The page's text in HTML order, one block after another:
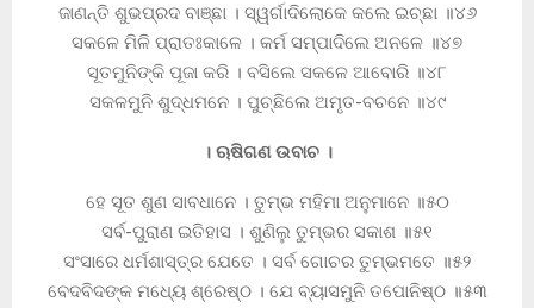
ଜାଣନ୍ତି ଶୁଭପ୍ରଦ ବାଞ୍ଛା । ସ୍ୱର୍ଗାଦିଲୋକେ କଲେ ଇଚ୍ଛା ॥୪୬
ସକଳେ ମିଳି ପ୍ରାତଃକାଳେ । କର୍ମ ସମ୍ପାଦିଲେ ଅନଳେ ॥୪୭
ସୂତମୁନିଙ୍କି ପୂଜା କରି । ବସିଲେ ସକଳେ ଆବୋରି ॥୪୮
ସକଳମୁନି ଶୁଦ୍ଧମନେ । ପୁଚ୍ଛିଲେ ଅମୃତ-ବଚନେ ॥୪୯
। ଋଷିଗଣ ଉବାଚ ।
ହେ ସୂତ ଶୁଣ ସାବଧାନେ । ତୁମ୍ଭ ମହିମା ଅନୁମାନେ ॥୫୦
ସର୍ବ-ପୁରାଣ ଇତିହାସ । ଶୁଣିଲୁ ତୁମ୍ଭର ସକାଶ ॥୫୧
ସଂସାରେ ଧର୍ମଶାସ୍ତ୍ର ଯେତେ । ସର୍ବ ଗୋଚର ତୁମ୍ଭମତେ ॥୫୨
ବେଦବିଦଙ୍କ ମଧ୍ୟେ ଶ୍ରେଷ୍ଠ । ଯେ ବ୍ୟାସମୁନି ତପୋନିଷ୍ଠ ॥୫୩